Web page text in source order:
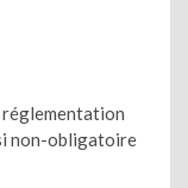
réglementation
non-obligatoire